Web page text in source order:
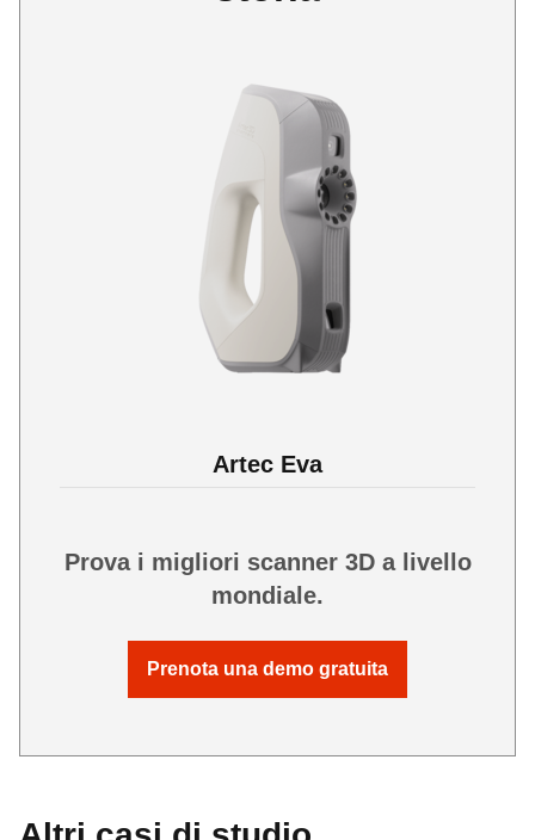
Artec Eva
Prova i migliori scanner 3D a livello
mondiale.
Prenota una demo gratuita